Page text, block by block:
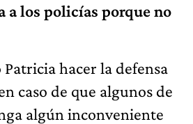
a los policías porque no
hacer la defensa
caso de que algunos de
algún inconveniente